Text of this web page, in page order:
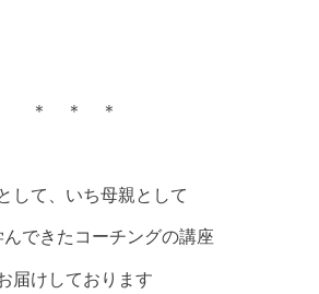
＊ ＊ ＊
して、いち母親として
んできたコーチングの講座
届けしております